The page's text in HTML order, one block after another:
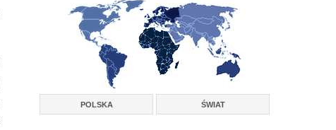
POLSKA ŚWIAT